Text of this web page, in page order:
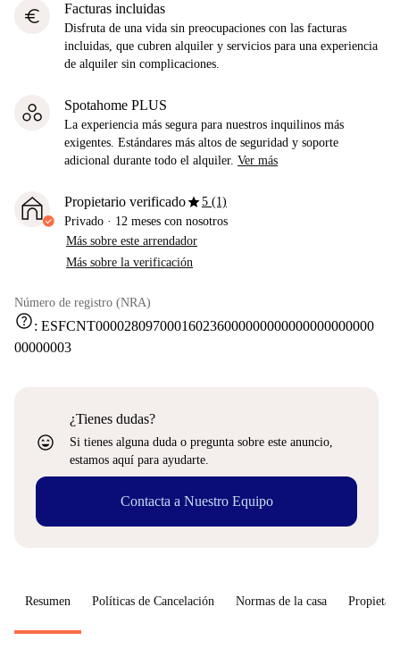
euro Facturas incluidas
Disfruta de una vida sin preocupaciones con las facturas
incluidas, que cubren alquiler y servicios para una experiencia
de alquiler sin complicaciones.
Spotahome PLUS
La experiencia más segura para nuestros inquilinos más
exigentes. Estándares más altos de seguridad y soporte
adicional durante todo el alquiler. Ver más
Propietario verificadostar5 (1)
Privado · 12 meses con nosotros
Más sobre este arrendador
Más sobre la verificación
Número de registro (NRA)
help: ESFCNT000028097000160236000000000000000000000
00000003
sentiment_very_satisfied
¿Tienes dudas?
Si tienes alguna duda o pregunta sobre este anuncio,
estamos aquí para ayudarte.
Contacta a Nuestro Equipo
Resumen Políticas de Cancelación Normas de la casa